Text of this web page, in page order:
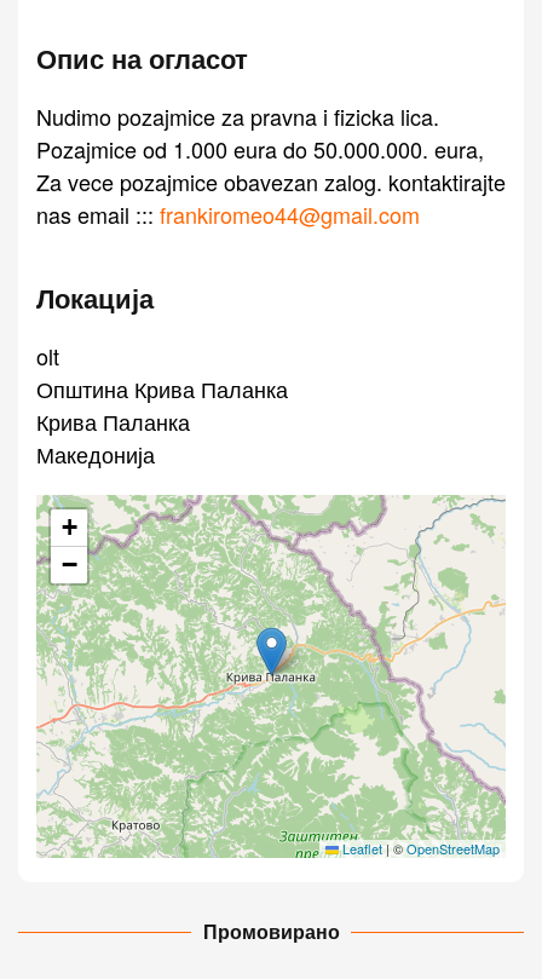
Опис на огласот
Nudimo pozajmice za pravna i fizicka lica.
Pozajmice od 1.000 eura do 50.000.000. eura,
Za vece pozajmice obavezan zalog. kontaktirajte
nas email ::: frankiromeo44@gmail.com
Локација
olt
Општина Крива Паланка
Крива Паланка
Македонија
+
−
Leaflet | ©OpenStreetMap
Промовирано